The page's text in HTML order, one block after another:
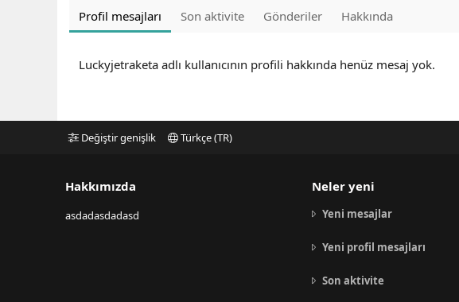
Profil mesajları Son aktivite Gönderiler Hakkında
Luckyjetraketa adlı kullanıcının profili hakkında henüz mesaj yok.
Değiştir genişlik Türkçe (TR)
Hakkımızda
asdadasdadasd
Neler yeni
Yeni mesajlar
Yeni profil mesajları
Son aktivite